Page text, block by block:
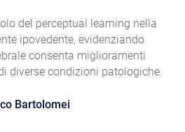
del perceptual learning nella
ipovedente, evidenziando
consenta miglioramenti
diverse condizioni patologiche.
Bartolomei